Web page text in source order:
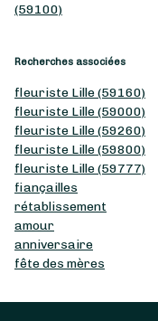
(59100)
Recherches associées
fleuriste Lille (59160)
fleuriste Lille (59000)
fleuriste Lille (59260)
fleuriste Lille (59800)
fleuriste Lille (59777)
fiançailles
rétablissement
amour
anniversaire
fête des mères